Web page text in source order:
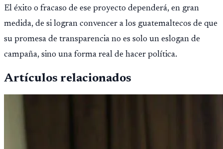
El éxito o fracaso de ese proyecto dependerá, en gran
medida, de si logran convencer a los guatemaltecos de que
su promesa de transparencia no es solo un eslogan de
campaña, sino una forma real de hacer política.
Artículos relacionados